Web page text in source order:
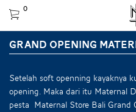
0
GRAND OPENING
Setelah soft openning kayaknya
opening. Maka dari itu Maternal
pesta Maternal Store Bali Grand